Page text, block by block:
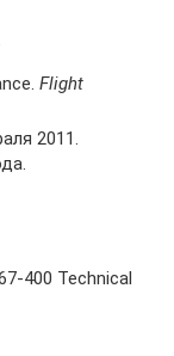
Flight
2011.
400 Technical